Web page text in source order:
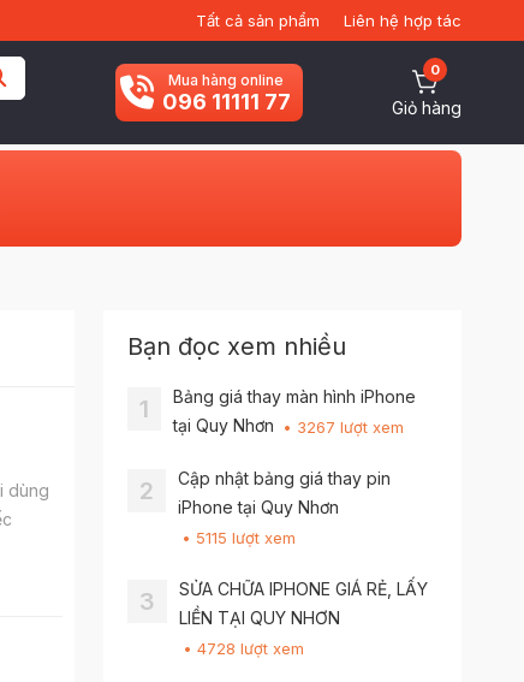
Tất cả sản phẩm Liên hệ hợp tác
Mua hàng online
096 11111 77
0
Giỏ hàng
dùng
Bạn đọc xem nhiều
1
Bảng giá thay màn hình iPhone
tại Quy Nhơn
• 3267 lượt xem
2
Cập nhật bảng giá thay pin
iPhone tại Quy Nhơn
• 5115 lượt xem
3
SỬA CHỮA IPHONE GIÁ RẺ, LẤY
LIỀN TẠI QUY NHƠN
• 4728 lượt xem